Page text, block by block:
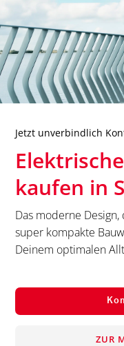
Jetzt unverbindlich
kaufen in
Das moderne
super kompakte
Deinem optimalen
ZUR